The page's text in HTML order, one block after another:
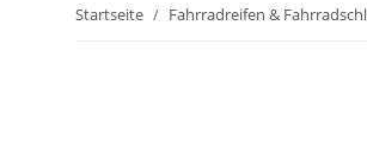
Startseite Fahrradreifen &